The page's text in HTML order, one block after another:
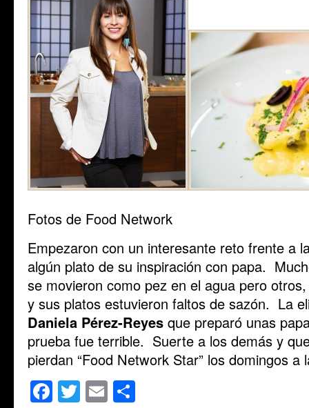
Fotos de Food Network
Empezaron con un interesante reto frente a
algún plato de su inspiración con papa.
se movieron como pez en el agua pero
y sus platos estuvieron faltos de sazón. La
Daniela Pérez-Reyes que preparó unas
prueba fue terrible. Suerte a los demás y
pierdan “Food Network Star” los domingos
Facebook
Twitter
Email